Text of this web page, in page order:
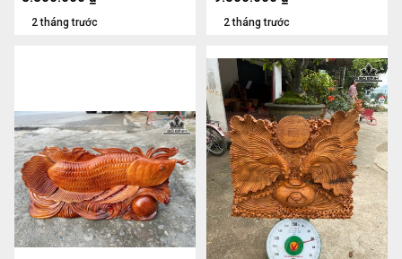
2 tháng trước 2 tháng trước